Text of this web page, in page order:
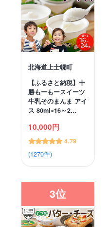
北海道上士幌町
【ふるさと納税】十
勝もーもースイーツ
牛乳そのまんま アイ
ス 80ml×16～2…
10,000円
4.79
(1270件)
3位